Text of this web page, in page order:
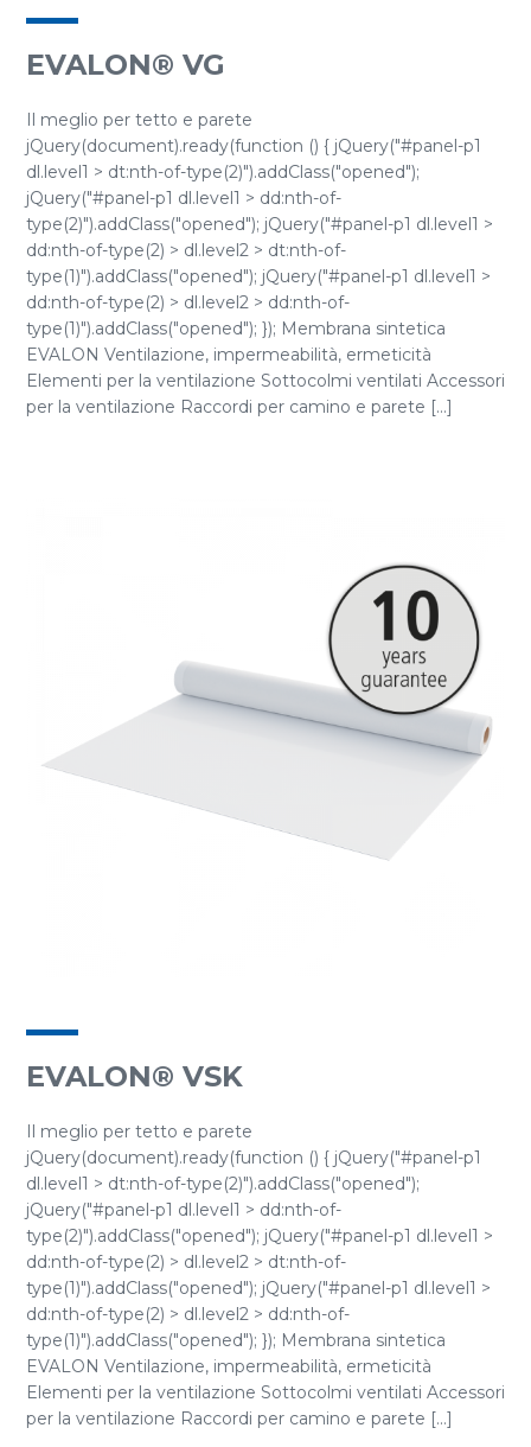
EVALON® VG
Il meglio per tetto e parete
jQuery(document).ready(function () { jQuery("#panel-p1
dl.level1 > dt:nth-of-type(2)").addClass("opened");
jQuery("#panel-p1 dl.level1 > dd:nth-of-
type(2)").addClass("opened"); jQuery("#panel-p1 dl.level1 >
dd:nth-of-type(2) > dl.level2 > dt:nth-of-
type(1)").addClass("opened"); jQuery("#panel-p1 dl.level1 >
dd:nth-of-type(2) > dl.level2 > dd:nth-of-
type(1)").addClass("opened"); }); Membrana sintetica
EVALON Ventilazione, impermeabilità, ermeticità
Elementi per la ventilazione Sottocolmi ventilati Accessori
per la ventilazione Raccordi per camino e parete [...]
EVALON® VSK
Il meglio per tetto e parete
jQuery(document).ready(function () { jQuery("#panel-p1
dl.level1 > dt:nth-of-type(2)").addClass("opened");
jQuery("#panel-p1 dl.level1 > dd:nth-of-
type(2)").addClass("opened"); jQuery("#panel-p1 dl.level1 >
dd:nth-of-type(2) > dl.level2 > dt:nth-of-
type(1)").addClass("opened"); jQuery("#panel-p1 dl.level1 >
dd:nth-of-type(2) > dl.level2 > dd:nth-of-
type(1)").addClass("opened"); }); Membrana sintetica
EVALON Ventilazione, impermeabilità, ermeticità
Elementi per la ventilazione Sottocolmi ventilati Accessori
per la ventilazione Raccordi per camino e parete [...]